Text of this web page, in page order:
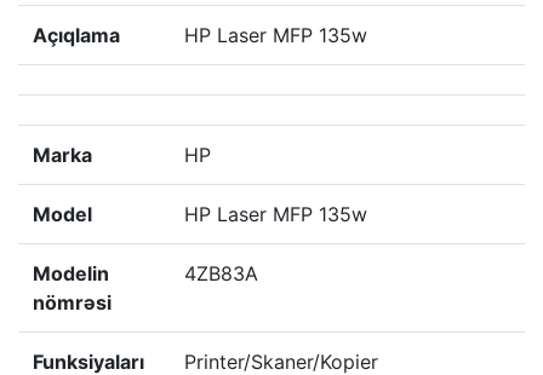
Açıqlama HP Laser MFP 135w
Marka HP
Model HP Laser MFP 135w
Modelin
nömrəsi
4ZB83A
Funksiyaları Printer/Skaner/Kopier